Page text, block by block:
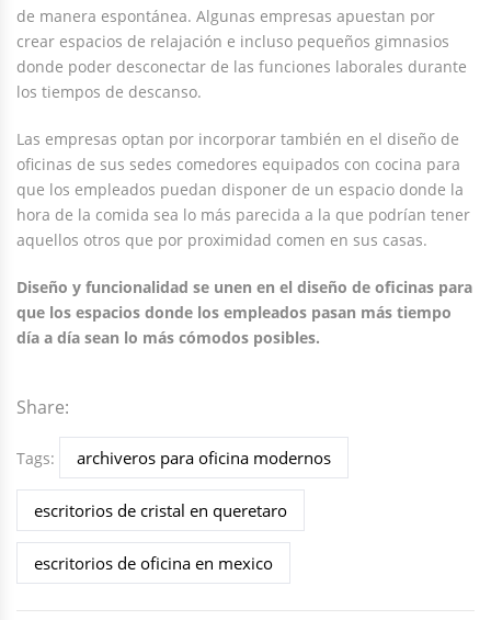
de manera espontánea. Algunas empresas apuestan por
crear espacios de relajación e incluso pequeños gimnasios
donde poder desconectar de las funciones laborales durante
los tiempos de descanso.
Las empresas optan por incorporar también en el diseño de
oficinas de sus sedes comedores equipados con cocina para
que los empleados puedan disponer de un espacio donde la
hora de la comida sea lo más parecida a la que podrían tener
aquellos otros que por proximidad comen en sus casas.
Diseño y funcionalidad se unen en el diseño de oficinas para
que los espacios donde los empleados pasan más tiempo
día a día sean lo más cómodos posibles.
Share:
Tags: archiveros para oficina modernos
escritorios de cristal en queretaro
escritorios de oficina en mexico